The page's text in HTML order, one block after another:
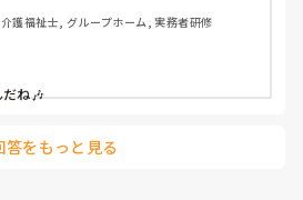
護福祉士, グループホーム, 実務者研修
ね🎶
答をもっと見る